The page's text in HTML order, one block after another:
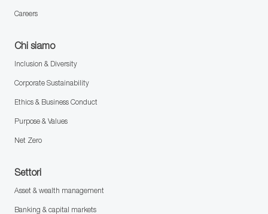
Careers
Chi siamo
Inclusion & Diversity
Corporate Sustainability
Ethics & Business Conduct
Purpose & Values
Net Zero
Settori
Asset & wealth management
Banking & capital markets